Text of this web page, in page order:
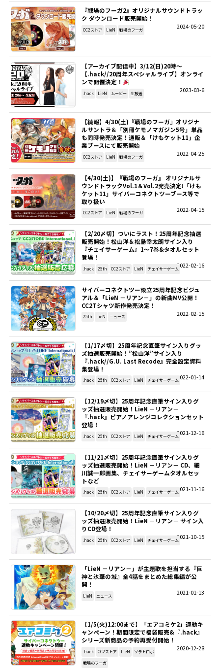
『戦場のフーガ2』オリジナルサウンドトラッ
ク ダウンロード販売開始！
2024-05-20
CC2ストア LieN 戦場のフーガ
【アーカイブ配信中】3/12(日)20時～
【.hack//20周年スペシャルライブ】オンライ
ンで開催決定！
2023-03-6
.hack LieN ムービー 生放送
【続報】4/30(土)『戦場のフーガ』オリジナ
ルサントラ＆「別冊ケモノマガジン5号」単品
も同時発売決定！通販＆「けもケット11」企
業ブースにて販売開始
2022-04-25
CC2ストア LieN 戦場のフーガ
【4/30(土)】『戦場のフーガ』 オリジナルサ
ウンドトラックVol.1＆Vol.2発売決定!「けも
ケット11」サイバーコネクトツーブース等で
取り扱い
2022-04-15
CC2ストア LieN 戦場のフーガ
【2/20〆切】ついにラスト！25周年記念抽選
販売開始！松山洋＆松島幸太朗サイン入り
『チェイサーゲーム』1～7巻&タオルセット
登場！
2022-02-16
.hack 25th CC2ストア LieN チェイサーゲーム
サイバーコネクトツー設立25周年記念ビジュ
アル＆「LieN －リアン－」の新曲MV公開！
CC2Tシャツ新作発売決定！
2022-02-15
25th LieN ニュース
【1/17〆切】25周年記念直筆サイン入りグッ
ズ抽選販売開始！”松山洋”サイン入り
『.hack//G.U. Last Recode』完全設定資料
集登場！
2022-01-14
.hack 25th CC2ストア LieN チェイサーゲーム
【12/19〆切】25周年記念直筆サイン入りグ
ッズ抽選販売開始！LieN －リアン－
『.hack』ピアノアレンジコレクションセット
登場！
2021-12-16
.hack 25th CC2ストア LieN チェイサーゲーム
【11/21〆切】25周年記念直筆サイン入りグ
ッズ抽選販売開始！LieN －リアン－ CD、細
川誠一郎画集、チェイサーゲームタオルセッ
トなど
2021-11-16
.hack 25th CC2ストア LieN チェイサーゲーム
【10/20〆切】25周年記念直筆サイン入りグ
ッズ抽選販売開始！LieN －リアン－ サイン入
りCD登場！
2021-10-15
.hack 25th CC2ストア LieN チェイサーゲーム
「LieN －リアン－」が主題歌を担当する『巨
神と氷華の城』全4話をまとめた総集編が公
開！
2021-01-13
LieN ニュース
【1/5(火)12:00まで】「エアコミケ2」連動キ
ャンペーン！期間限定で福袋販売&『.hack』
シリーズ新商品の予約再受付開始！
2020-12-28
.hack CC2ストア LieN ソラトロボ
戦場のフーガ